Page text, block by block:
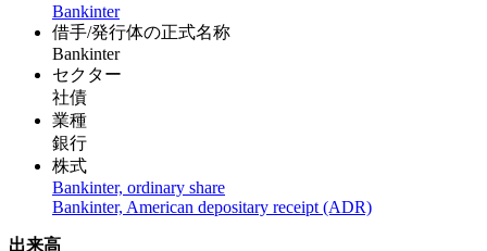
Bankinter
借手/発行体の正式名称
Bankinter
セクター
社債
業種
銀行
株式
Bankinter, ordinary share
Bankinter, American depositary receipt (ADR)
出来高